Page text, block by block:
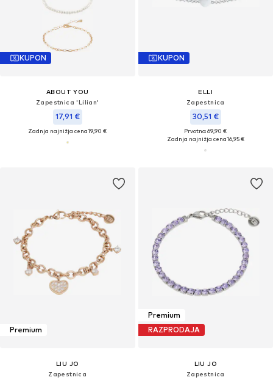
KUPON
ABOUT YOU
Zapestnica 'Lilian'
17,91 €
Zadnja najnižja cena19,90 €
KUPON
ELLI
Zapestnica
30,51 €
Prvotno: 69,90 €
Zadnja najnižja cena16,95 €
Premium
LIU JO
Zapestnica
Premium
RAZPRODAJA
LIU JO
Zapestnica